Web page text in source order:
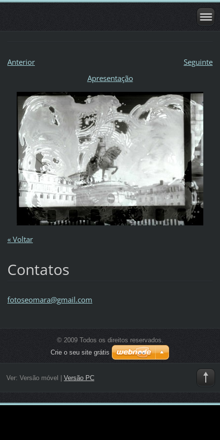
Anterior
Seguinte
Apresentação
« Voltar
Contatos
fotoseomara@gmail.com
© 2009 Todos os direitos reservados.
Crie o seu site grátis
Ver: Versão móvel Versão PC